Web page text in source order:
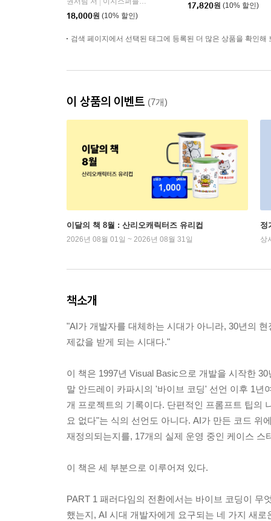
18,000원 (10% 할인)
17,820원 (10% 할인)
검색 페이지에서 선택된 태그에 등록된 더 많은 상품을 확인해
이 상품의 이벤트 (7개)
이달의 책 8월 : 산리오캐릭터즈 유리컵
2026년 08월 01일 ~ 2026년 08월 31일
정
상
책소개
"AI가 개발자를 대체하는 시대가 아니라, 30년의
제값을 받게 되는 시대다."
이 책은 1997년 Visual Basic으로 개발을 시작한
말 안드레이 카파시의 '바이브 코딩' 선언 이후 1년
개 프로젝트의 기록이다. 단편적인 프롬프트 팁의
요 없다"는 식의 선언도 아니다. AI가 만든 코드 위
재정의되는지를, 17개의 실제 운영 중인 케이스 스
이 책은 세 부분으로 이루어져 있다.
PART 1 패러다임의 전환에서는 바이브 코딩이 무
했는지, AI 시대 개발자에게 요구되는 네 가지 새